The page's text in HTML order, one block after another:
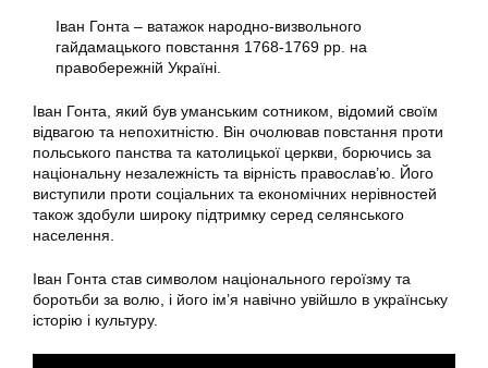
Іван Гонта – ватажок народно-визвольного
гайдамацького повстання 1768-1769 рр. на
правобережній Україні.
Іван Гонта, який був уманським сотником, відомий своїм
відвагою та непохитністю. Він очолював повстання проти
польського панства та католицької церкви, борючись за
національну незалежність та вірність православ’ю. Його
виступили проти соціальних та економічних нерівностей
також здобули широку підтримку серед селянського
населення.
Іван Гонта став символом національного героїзму та
боротьби за волю, і його ім’я навічно увійшло в українську
історію і культуру.